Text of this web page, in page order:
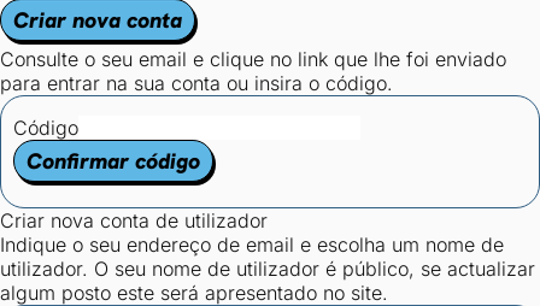
Criar nova conta
Consulte o seu email e clique no link que lhe foi enviado
para entrar na sua conta ou insira o código.
Código
Confirmar código
Criar nova conta de utilizador
Indique o seu endereço de email e escolha um nome de
utilizador. O seu nome de utilizador é público, se actualizar
algum posto este será apresentado no site.